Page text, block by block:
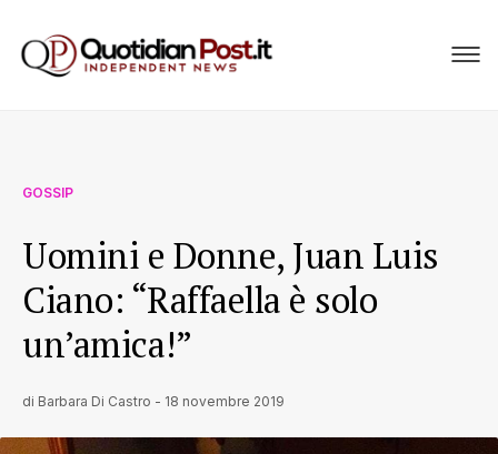
GOSSIP
Uomini e Donne, Juan Luis
Ciano: “Raffaella è solo
un’amica!”
di Barbara Di Castro - 18 novembre 2019